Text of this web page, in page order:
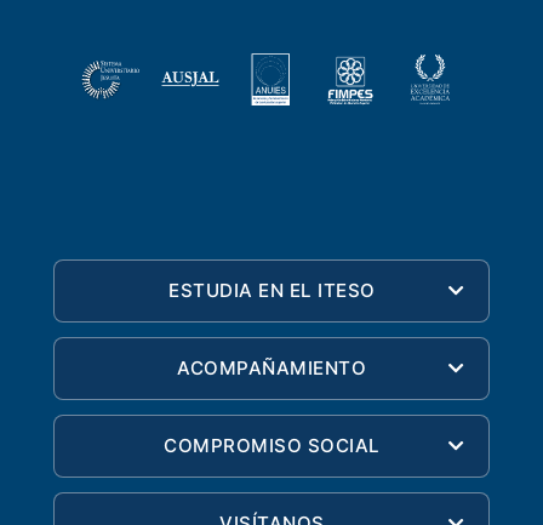
ESTUDIA EN EL ITESO
ACOMPAÑAMIENTO
COMPROMISO SOCIAL